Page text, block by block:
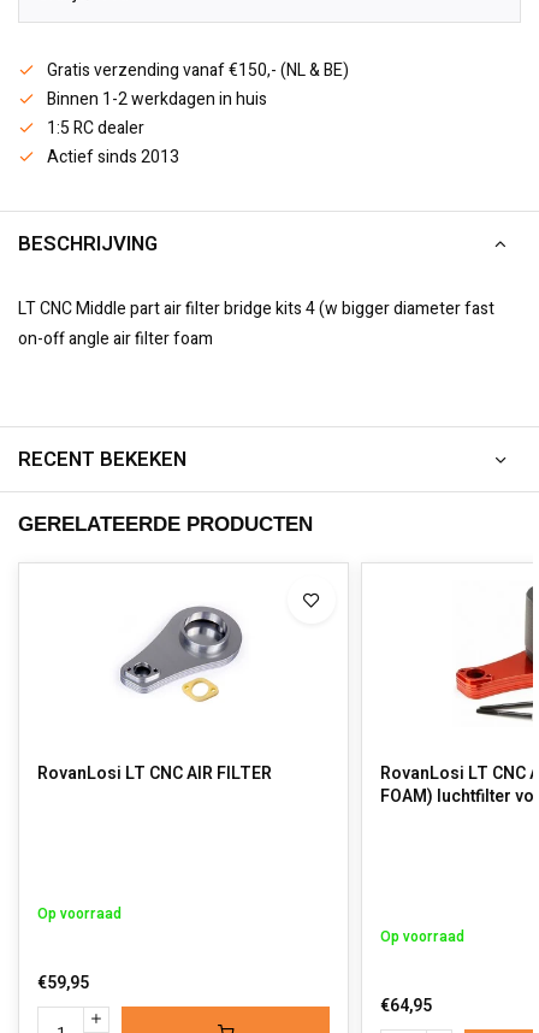
Gratis verzending vanaf €150,- (NL & BE)
Binnen 1-2 werkdagen in huis
1:5 RC dealer
Actief sinds 2013
BESCHRIJVING
LT CNC Middle part air filter bridge kits 4 (w bigger diameter fast
on-off angle air filter foam
RECENT BEKEKEN
GERELATEERDE PRODUCTEN
RovanLosi LT CNC AIR FILTER
Op voorraad
€59,95
RovanLosi LT CNC
FOAM) luchtfilter
Op voorraad
€64,95